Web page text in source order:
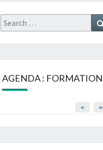
Search
for:
AGENDA : FORMATION
< >